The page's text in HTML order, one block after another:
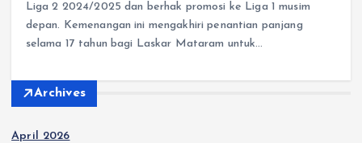
Liga 2 2024/2025 dan berhak promosi ke Liga 1 musim
depan. Kemenangan ini mengakhiri penantian panjang
selama 17 tahun bagi Laskar Mataram untuk…
Archives
April 2026